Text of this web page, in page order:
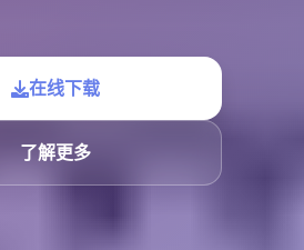
在线下载
了解更多